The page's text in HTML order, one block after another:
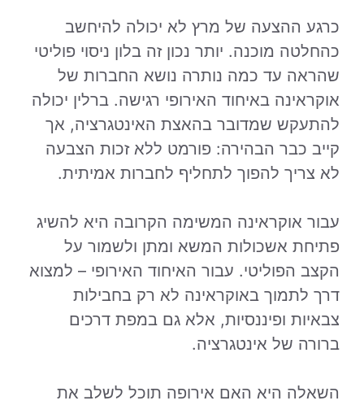
כרגע ההצעה של מרץ לא יכולה להיחשב
כהחלטה מוכנה. יותר נכון זה בלון ניסוי פוליטי
שהראה עד כמה נותרה נושא החברות של
אוקראינה באיחוד האירופי רגישה. ברלין יכולה
להתעקש שמדובר בהאצת האינטגרציה, אך
קייב כבר הבהירה: פורמט ללא זכות הצבעה
לא צריך להפוך לתחליף לחברות אמיתית.
עבור אוקראינה המשימה הקרובה היא להשיג
פתיחת אשכולות המשא ומתן ולשמור על
הקצב הפוליטי. עבור האיחוד האירופי – למצוא
דרך לתמוך באוקראינה לא רק בחבילות
צבאיות ופיננסיות, אלא גם במפת דרכים
ברורה של אינטגרציה.
השאלה היא האם אירופה תוכל לשלב את